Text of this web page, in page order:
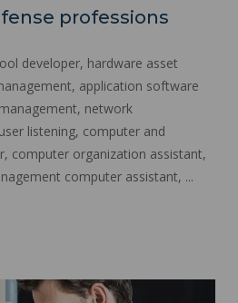
professions
developer, hardware asset
application software
network
listening, computer and
computer organization assistant,
computer assistant, ...
">